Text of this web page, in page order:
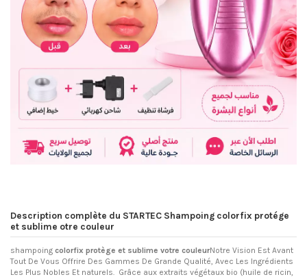
Description complète du STARTEC Shampoing colorfix protége
et sublime otre couleur
shampoing colorfix protège et sublime votre couleurNotre Vision Est Avant
Tout De Vous Offrire Des Gammes De Grande Qualité, Avec Les Ingrédients
Les Plus Nobles Et naturels. Grâce aux extraits végétaux bio (huile de ricin,